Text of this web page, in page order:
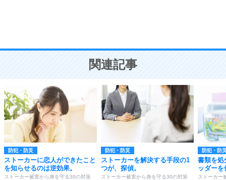
ことが大切。
関連記事
防犯・防災
ストーカーに恋人ができたこと
を知らせるのは逆効果。
ストーカー被害から身を守る30の対策
防犯・防災
ストーカーを解決する手段の1
つが、探偵。
ストーカー被害から身を守る30の対策
防犯・防
書類を処
ッダー
ストーカー